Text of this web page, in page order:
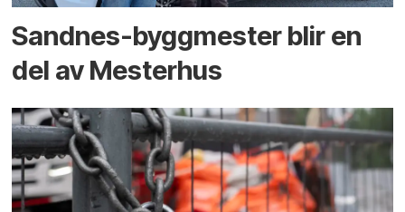
Sandnes-byggmester blir en
del av Mesterhus